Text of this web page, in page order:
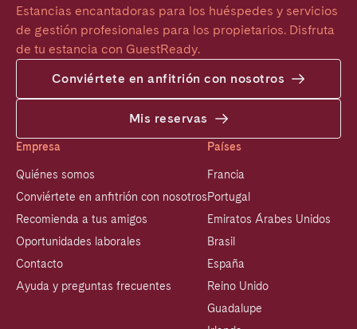
Estancias encantadoras para los huéspedes y servicios
de gestión profesionales para los propietarios. Disfruta
de tu estancia con GuestReady.
Conviértete en anfitrión con nosotros
Mis reservas
Empresa
Quiénes somos
Conviértete en anfitrión con nosotros
Recomienda a tus amigos
Oportunidades laborales
Contacto
Ayuda y preguntas frecuentes
Países
Francia
Portugal
Emiratos Árabes Unidos
Brasil
España
Reino Unido
Guadalupe